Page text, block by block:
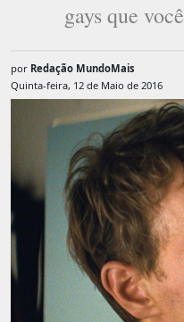
gays que
por Redação MundoMais
Quinta-feira, 12 de Maio de 2016